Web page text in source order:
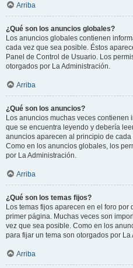
Arriba
¿Qué son los anuncios globales?
Los anuncios globales contienen
cada vez que sea posible. Éstos
Panel de Control de Usuario. Los
otorgados por La Administración.
Arriba
¿Qué son los anuncios?
Los anuncios muchas veces
que se encuentra leyendo y debería
anuncios aparecen al principio de
Como en los anuncios globales, los
por La Administración.
Arriba
¿Qué son los temas fijos?
Los temas fijos aparecen en el foro
primer página. Muchas veces son
vez que sea posible. Como en los
para fijar un tema son otorgados por La
Arriba